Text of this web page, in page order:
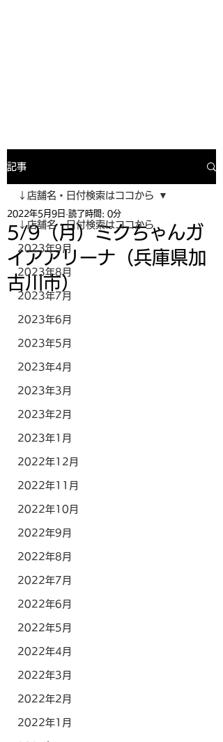
記事
↓店舗名・日付検索はココから
2023年9月
2023年8月
2023年7月
2023年6月
2023年5月
2023年4月
2023年3月
2023年2月
2023年1月
2022年12月
2022年11月
2022年10月
2022年9月
2022年8月
2022年7月
2022年6月
2022年5月
2022年4月
2022年3月
2022年2月
2022年1月
↓店舗名・日付検索はココから
5/9（月）ミクちゃんガ
イアアリーナ（兵庫県加
古川市）
2022年5月9日 読了時間: 0分